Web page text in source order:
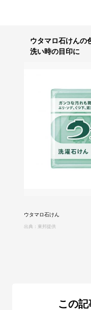
ウタマロ石けん
洗い時の目印に
ウタマロ石けん
出典：東邦提供
この記